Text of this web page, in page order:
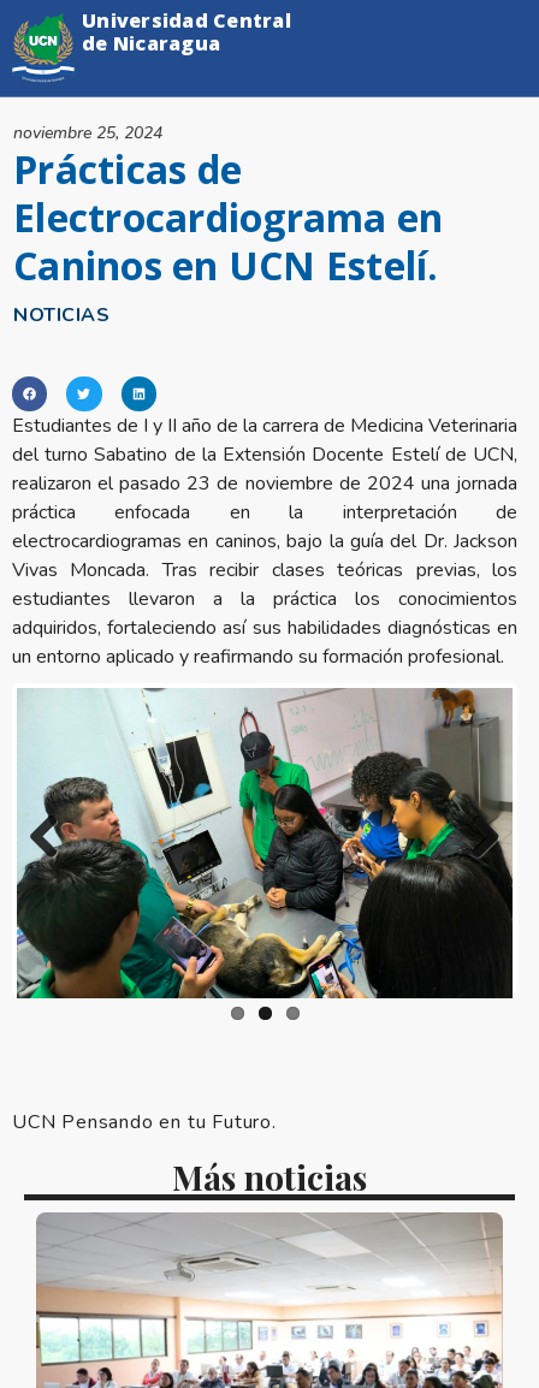
NOTICIAS
Prácticas de
Electrocardiograma en
Caninos en UCN Estelí.
noviembre 25, 2024
Universidad Central
de Nicaragua
Estudiantes de I y II año de la carrera de Medicina Veterinaria
del turno Sabatino de la Extensión Docente Estelí de UCN,
realizaron el pasado 23 de noviembre de 2024 una jornada
práctica enfocada en la interpretación de
electrocardiogramas en caninos, bajo la guía del Dr. Jackson
Vivas Moncada. Tras recibir clases teóricas previas, los
estudiantes llevaron a la práctica los conocimientos
adquiridos, fortaleciendo así sus habilidades diagnósticas en
un entorno aplicado y reafirmando su formación profesional.
Previous Next
UCN Pensando en tu Futuro.
Más noticias